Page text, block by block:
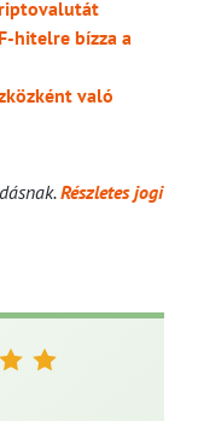
hitelre bízza a
való
Részletes jogi